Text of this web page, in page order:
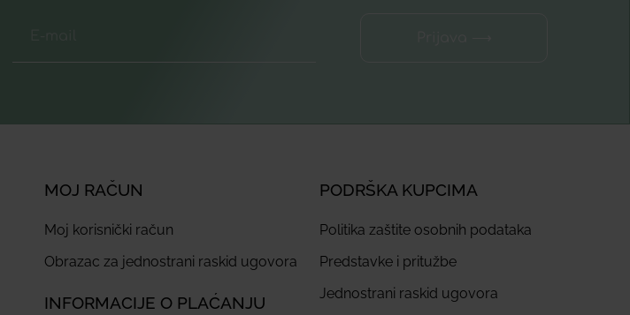
MOJ RAČUN
Moj korisnički račun
Obrazac za jednostrani raskid ugovora
INFORMACIJE O PLAĆANJU
PODRŠKA KUPCIMA
Politika zaštite osobnih podataka
Predstavke i pritužbe
Jednostrani raskid ugovora